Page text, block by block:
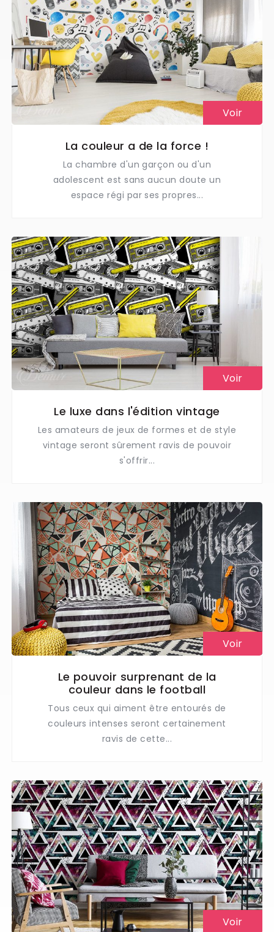
Voir
La couleur a de la force !
La chambre d'un garçon ou d'un
adolescent est sans aucun doute un
espace régi par ses propres...
Voir
Le luxe dans l'édition vintage
Les amateurs de jeux de formes et de style
vintage seront sûrement ravis de pouvoir
s'offrir...
Voir
Le pouvoir surprenant de la
couleur dans le football
Tous ceux qui aiment être entourés de
couleurs intenses seront certainement
ravis de cette...
Voir